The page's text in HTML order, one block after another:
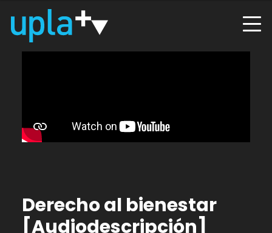
Derecho al bienestar
[Audiodescripción]